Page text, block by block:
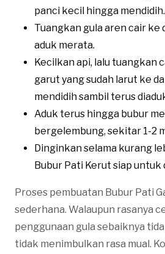
panci kecil hingga mendidih.
Tuangkan gula aren cair ke
aduk merata.
Kecilkan api, lalu tuangkan
garut yang sudah larut ke
mendidih sambil terus
Aduk terus hingga bubur
bergelembung, sekitar 1-2
Dinginkan selama kurang
Bubur Pati Kerut siap untuk
Proses pembuatan Bubur Pati
sederhana. Walaupun rasanya
penggunaan gula sebaiknya
tidak menimbulkan rasa mual.